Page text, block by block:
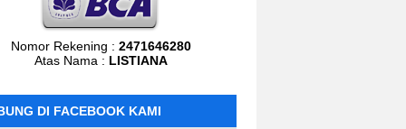
Nomor Rekening : 2471646280
Atas Nama : LISTIANA
DI FACEBOOK KAMI